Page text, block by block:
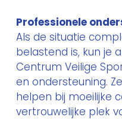
Professionele
Als de situatie
belastend is, kun je
Centrum Veilige
en ondersteuning.
helpen bij moeilijke
vertrouwelijke plek